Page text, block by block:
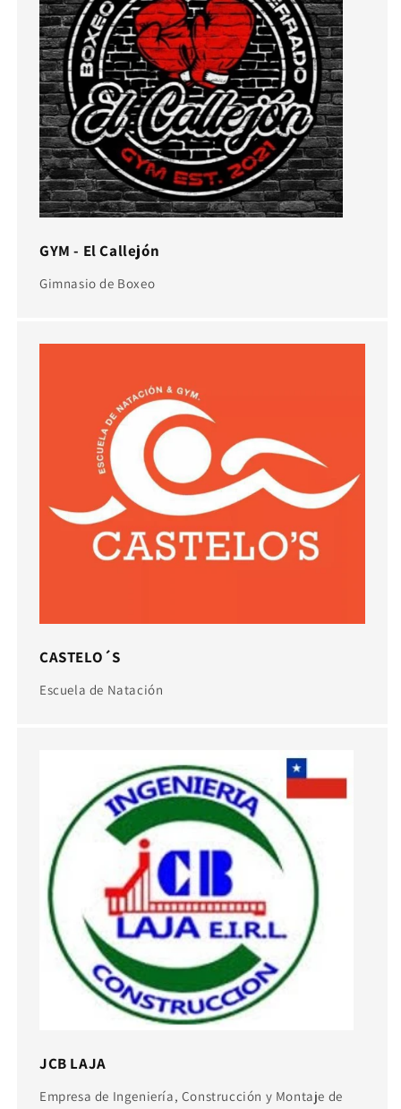
GYM - El Callejón
Gimnasio de Boxeo
CASTELO´S
Escuela de Natación
JCB LAJA
Empresa de Ingeniería, Construcción y Montaje de